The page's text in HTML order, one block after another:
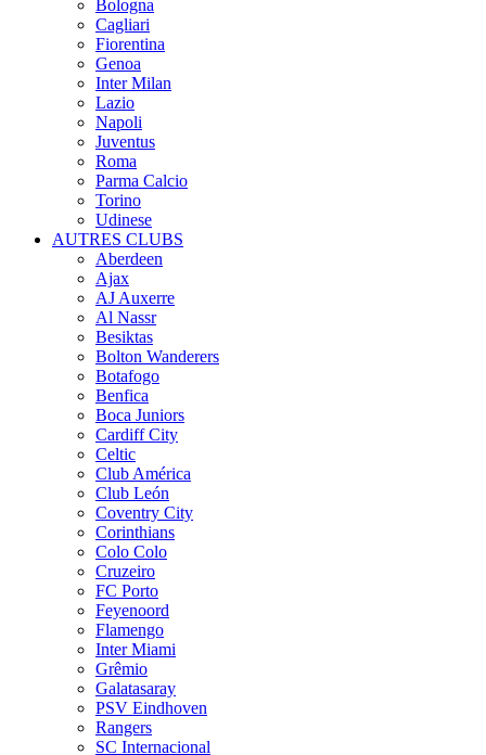
Bologna
Cagliari
Fiorentina
Genoa
Inter Milan
Lazio
Napoli
Juventus
Roma
Parma Calcio
Torino
Udinese
AUTRES CLUBS
Aberdeen
Ajax
AJ Auxerre
Al Nassr
Besiktas
Bolton Wanderers
Botafogo
Benfica
Boca Juniors
Cardiff City
Celtic
Club América
Club León
Coventry City
Corinthians
Colo Colo
Cruzeiro
FC Porto
Feyenoord
Flamengo
Inter Miami
Grêmio
Galatasaray
PSV Eindhoven
Rangers
SC Internacional